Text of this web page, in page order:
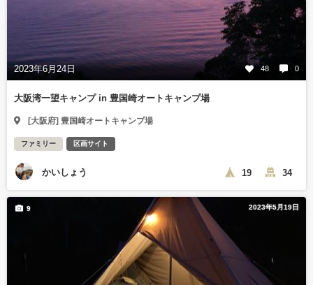
2023年6月24日 48 0
大阪湾一望キャンプ in 豊国崎オートキャンプ場
[大阪府] 豊国崎オートキャンプ場
ファミリー 区画サイト
かいしょう 19 34
2023年5月19日
9